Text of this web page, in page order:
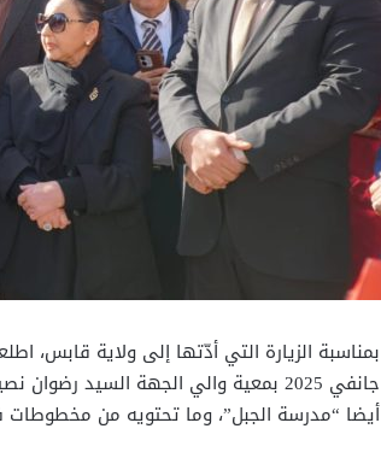
جانفي 2025 بمعية والي الجهة السيد
أيضا “مدرسة الجبل”، وما تحتويه من مخطوطات